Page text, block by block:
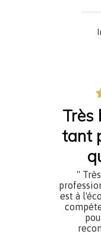
Très
tant
"
est à